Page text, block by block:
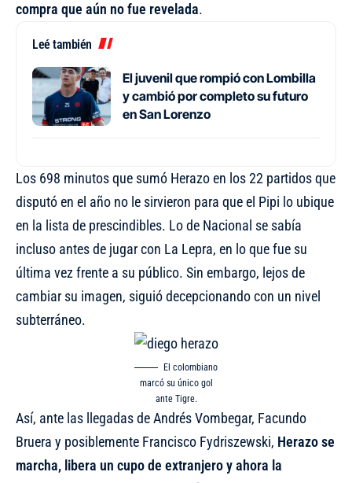
compra que aún no fue revelada.
Leé también
El juvenil que rompió con Lombilla
y cambió por completo su futuro
en San Lorenzo
Los 698 minutos que sumó Herazo en los 22 partidos que
disputó en el año no le sirvieron para que el Pipi lo ubique
en la lista de prescindibles. Lo de Nacional se sabía
incluso antes de jugar con La Lepra, en lo que fue su
última vez frente a su público. Sin embargo, lejos de
cambiar su imagen, siguió decepcionando con un nivel
subterráneo.
El colombiano
marcó su único gol
ante Tigre.
Así, ante las llegadas de Andrés Vombegar, Facundo
Bruera y posiblemente Francisco Fydriszewski, Herazo se
marcha, libera un cupo de extranjero y ahora la